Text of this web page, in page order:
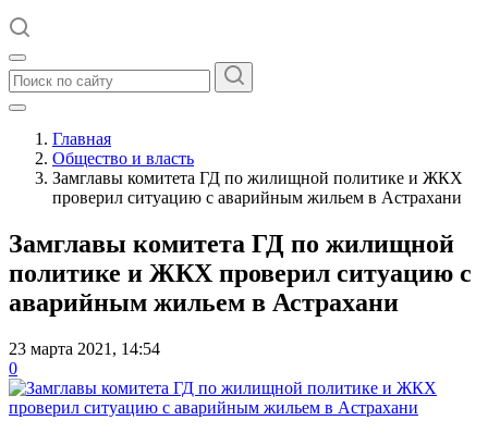
Главная
Общество и власть
Замглавы комитета ГД по жилищной политике и ЖКХ
проверил ситуацию с аварийным жильем в Астрахани
Замглавы комитета ГД по жилищной
политике и ЖКХ проверил ситуацию с
аварийным жильем в Астрахани
23 марта 2021, 14:54
0